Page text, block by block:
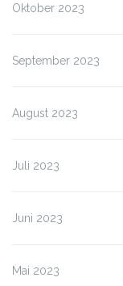
Oktober 2023
September 2023
August 2023
Juli 2023
Juni 2023
Mai 2023